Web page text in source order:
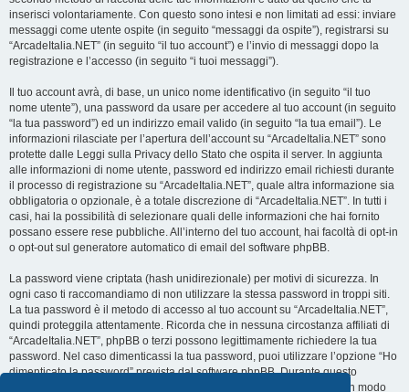
inserisci volontariamente. Con questo sono intesi e non limitati ad essi: inviare
messaggi come utente ospite (in seguito “messaggi da ospite”), registrarsi su
“ArcadeItalia.NET” (in seguito “il tuo account”) e l’invio di messaggi dopo la
registrazione e l’accesso (in seguito “i tuoi messaggi”).
Il tuo account avrà, di base, un unico nome identificativo (in seguito “il tuo
nome utente”), una password da usare per accedere al tuo account (in seguito
“la tua password”) ed un indirizzo email valido (in seguito “la tua email”). Le
informazioni rilasciate per l’apertura dell’account su “ArcadeItalia.NET” sono
protette dalle Leggi sulla Privacy dello Stato che ospita il server. In aggiunta
alle informazioni di nome utente, password ed indirizzo email richiesti durante
il processo di registrazione su “ArcadeItalia.NET”, quale altra informazione sia
obbligatoria o opzionale, è a totale discrezione di “ArcadeItalia.NET”. In tutti i
casi, hai la possibilità di selezionare quali delle informazioni che hai fornito
possano essere rese pubbliche. All’interno del tuo account, hai facoltà di opt-in
o opt-out sul generatore automatico di email del software phpBB.
La password viene criptata (hash unidirezionale) per motivi di sicurezza. In
ogni caso ti raccomandiamo di non utilizzare la stessa password in troppi siti.
La tua password è il metodo di accesso al tuo account su “ArcadeItalia.NET”,
quindi proteggila attentamente. Ricorda che in nessuna circostanza affiliati di
“ArcadeItalia.NET”, phpBB o terzi possono legittimamente richiedere la tua
password. Nel caso dimenticassi la tua password, puoi utilizzare l’opzione “Ho
dimenticato la password” prevista dal software phpBB. Durante questo
procedimento ti verrà richiesto il tuo nome utente ed indirizzo email, in modo